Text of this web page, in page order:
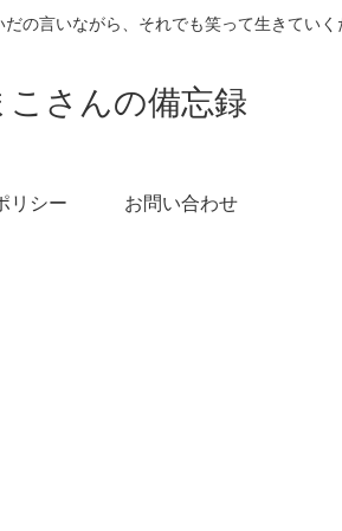
の言いながら、それでも笑って生きていく
こさんの備忘録
リシー お問い合わせ